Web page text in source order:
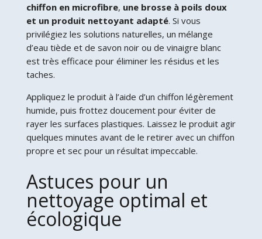
chiffon en microfibre, une brosse à poils doux
et un produit nettoyant adapté. Si vous
privilégiez les solutions naturelles, un mélange
d’eau tiède et de savon noir ou de vinaigre blanc
est très efficace pour éliminer les résidus et les
taches.
Appliquez le produit à l’aide d’un chiffon légèrement
humide, puis frottez doucement pour éviter de
rayer les surfaces plastiques. Laissez le produit agir
quelques minutes avant de le retirer avec un chiffon
propre et sec pour un résultat impeccable.
Astuces pour un
nettoyage optimal et
écologique